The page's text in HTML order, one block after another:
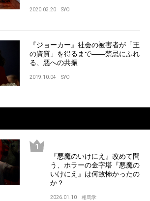
2020.03.20 SYO
『ジョーカー』社会の被害者が「王
の資質」を得るまで――禁忌にふれ
る、悪への共振
2019.10.04 SYO
『悪魔のいけにえ』改めて問
う、ホラーの金字塔『悪魔の
いけにえ』は何故怖かったの
か？
2026.01.10 相馬学